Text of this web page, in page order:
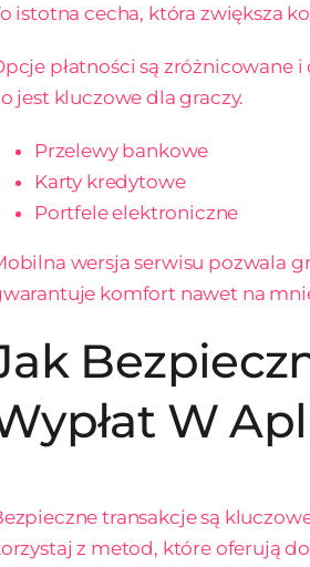
istotna cecha, która zwiększa
płatności są zróżnicowane
jest kluczowe dla graczy.
Przelewy bankowe
Karty kredytowe
Portfele elektroniczne
wersja serwisu pozwala
komfort nawet na
W
transakcje są
z metod, które oferują